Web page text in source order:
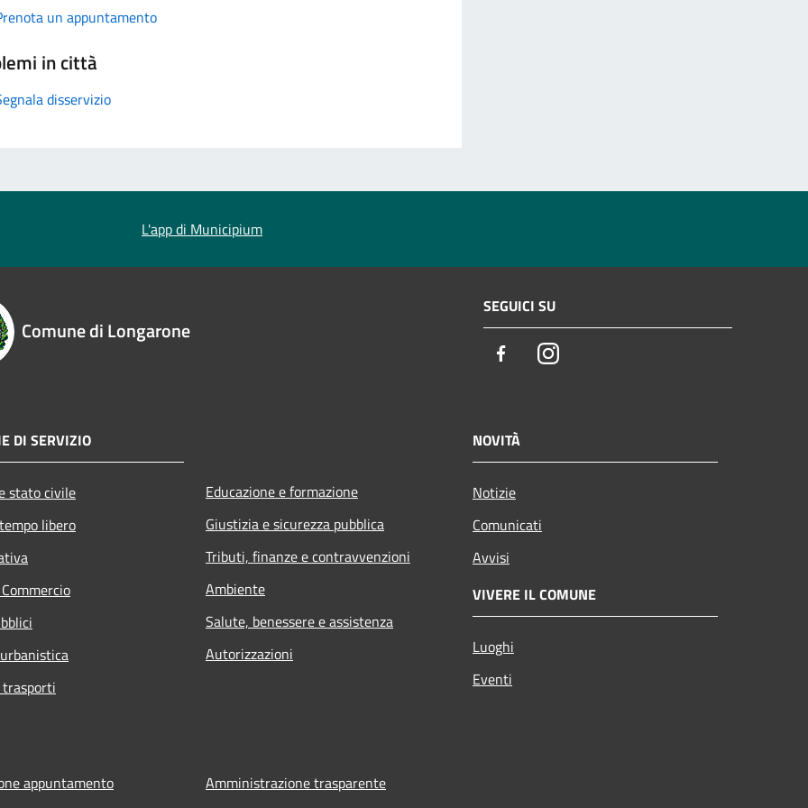
un appuntamento
in città
disservizio
L'app di Municipium
Comune di Longarone
SEGUICI SU
FacebookInstagram
DI SERVIZIO
stato civile
libero
Educazione e formazione
Giustizia e sicurezza pubblica
Tributi, finanze e contravvenzioni
Ambiente
Salute, benessere e assistenza
Autorizzazioni
NOVITÀ
Notizie
Comunicati
Avvisi
VIVERE IL COMUNE
Luoghi
Eventi
appuntamento
Amministrazione trasparente